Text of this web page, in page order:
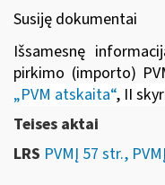
Susiję dokumentai
Išsamesnę
pirkimo (importo)
„PVM atskaita“, II
Teises aktai
LRS PVMĮ 57 str.,